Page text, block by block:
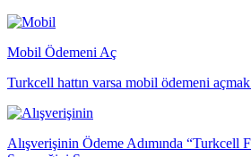
Mobil Ödemeni Aç
Turkcell hattın varsa mobil ödemeni
Alışverişinin Ödeme Adımında “Turkcell